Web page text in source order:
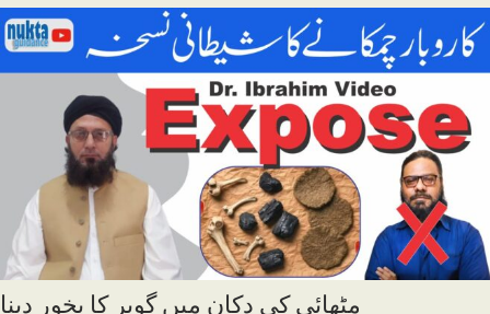
مٹھائی کی دکان میں گوبر کا بخور دینا